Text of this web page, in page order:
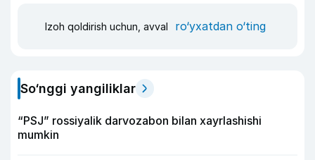
Izoh qoldirish uchun, avval ro‘yxatdan o‘ting
So‘nggi yangiliklar
“PSJ” rossiyalik darvozabon bilan xayrlashishi
mumkin